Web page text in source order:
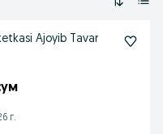
Ajoyib Tavar
г.